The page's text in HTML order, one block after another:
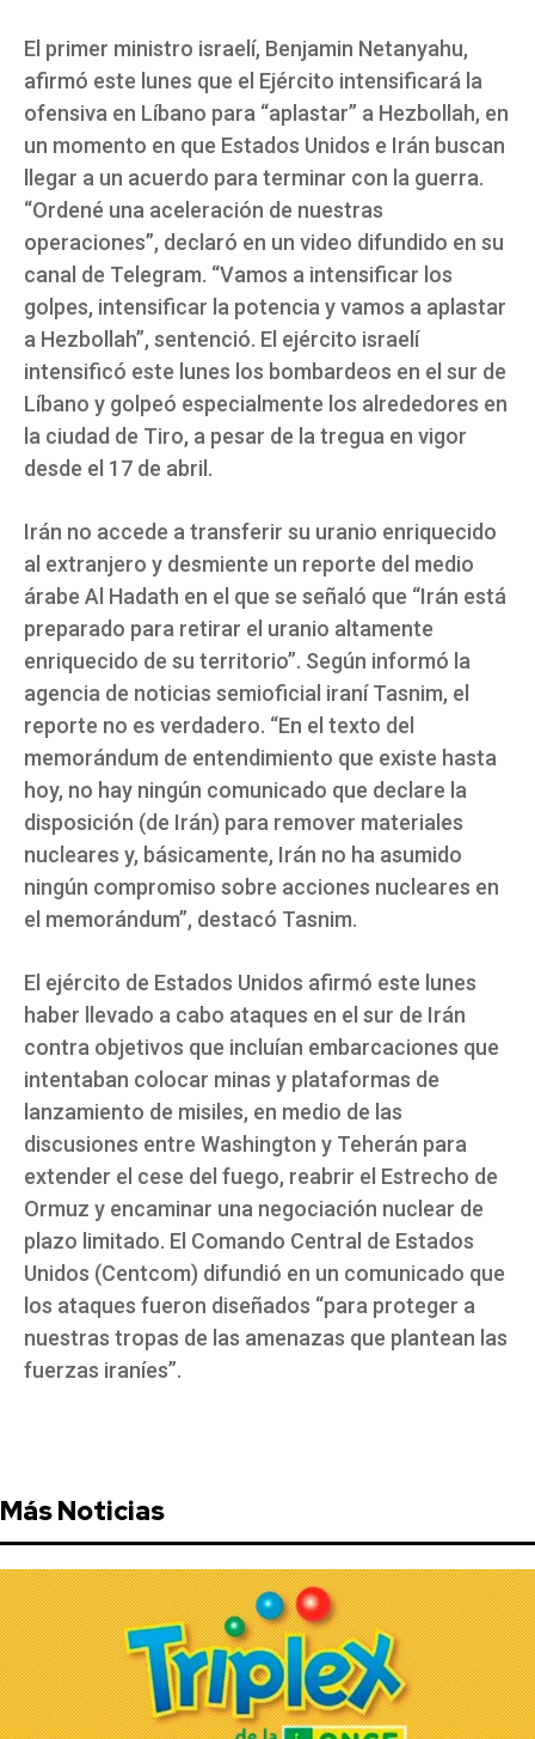
El primer ministro israelí, Benjamin Netanyahu,
afirmó este lunes que el Ejército intensificará la
ofensiva en Líbano para “aplastar” a Hezbollah, en
un momento en que Estados Unidos e Irán buscan
llegar a un acuerdo para terminar con la guerra.
“Ordené una aceleración de nuestras
operaciones”, declaró en un video difundido en su
canal de Telegram. “Vamos a intensificar los
golpes, intensificar la potencia y vamos a aplastar
a Hezbollah”, sentenció. El ejército israelí
intensificó este lunes los bombardeos en el sur de
Líbano y golpeó especialmente los alrededores en
la ciudad de Tiro, a pesar de la tregua en vigor
desde el 17 de abril.
Irán no accede a transferir su uranio enriquecido
al extranjero y desmiente un reporte del medio
árabe Al Hadath en el que se señaló que “Irán está
preparado para retirar el uranio altamente
enriquecido de su territorio”. Según informó la
agencia de noticias semioficial iraní Tasnim, el
reporte no es verdadero. “En el texto del
memorándum de entendimiento que existe hasta
hoy, no hay ningún comunicado que declare la
disposición (de Irán) para remover materiales
nucleares y, básicamente, Irán no ha asumido
ningún compromiso sobre acciones nucleares en
el memorándum”, destacó Tasnim.
El ejército de Estados Unidos afirmó este lunes
haber llevado a cabo ataques en el sur de Irán
contra objetivos que incluían embarcaciones que
intentaban colocar minas y plataformas de
lanzamiento de misiles, en medio de las
discusiones entre Washington y Teherán para
extender el cese del fuego, reabrir el Estrecho de
Ormuz y encaminar una negociación nuclear de
plazo limitado. El Comando Central de Estados
Unidos (Centcom) difundió en un comunicado que
los ataques fueron diseñados “para proteger a
nuestras tropas de las amenazas que plantean las
fuerzas iraníes”.
Más Noticias